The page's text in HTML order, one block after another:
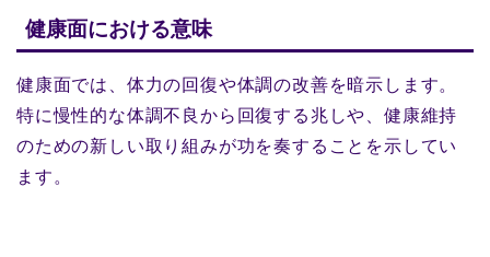
健康面における意味
健康面では、体力の回復や体調の改善を暗示します。
特に慢性的な体調不良から回復する兆しや、健康維持
のための新しい取り組みが功を奏することを示してい
ます。